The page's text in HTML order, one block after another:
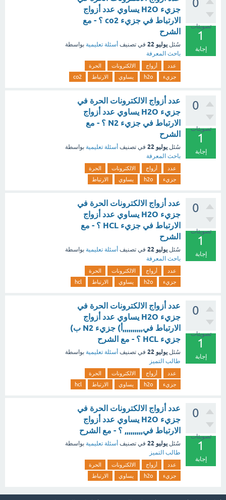
0
تصويتات
1
إجابة
جزيء H2O يساوي عدد أزواج
الارتباط في جزيء co2 ؟ - مع
الشرح
سُئل يوليو 22 في تصنيف أسئلة تعليمية بواسطة
باحث المعرفة
عدد أزواج الالكترونات
الحرة
جزيء
h2o يساوي الارتباط co2
0
تصويتات
1
إجابة
عدد أزواج الالكترونات الحرة في
جزيء H2O يساوي عدد أزواج
الارتباط في جزيء N2 ؟ - مع
الشرح
سُئل يوليو 22 في تصنيف أسئلة تعليمية بواسطة
باحث المعرفة
عدد أزواج الالكترونات
الحرة
جزيء
h2o يساوي الارتباط
0
تصويتات
1
إجابة
عدد أزواج الالكترونات الحرة في
جزيء H2O يساوي عدد أزواج
الارتباط في جزيء HCL ؟ - مع
الشرح
سُئل يوليو 22 في تصنيف أسئلة تعليمية بواسطة
باحث المعرفة
عدد أزواج الالكترونات
الحرة
جزيء
h2o يساوي الارتباط hcl
0
تصويتات
1
إجابة
عدد أزواج الالكترونات الحرة في
جزيء H2O يساوي عدد أزواج
الارتباط في,,,,,,,,,,أ) جزيء N2 ب)
جزيء HCL ؟ - مع الشرح
سُئل يوليو 22 في تصنيف أسئلة تعليمية بواسطة
طالب التميز
عدد أزواج الالكترونات
الحرة
جزيء
h2o يساوي الارتباط hcl
0
تصويتات
1
إجابة
عدد أزواج الالكترونات الحرة في
جزيء H2O يساوي عدد أزواج
الارتباط في,,,,,,,,, ؟ - مع الشرح
سُئل يوليو 22 في تصنيف أسئلة تعليمية بواسطة
طالب التميز
عدد أزواج الالكترونات
الحرة
جزيء
h2o يساوي الارتباط